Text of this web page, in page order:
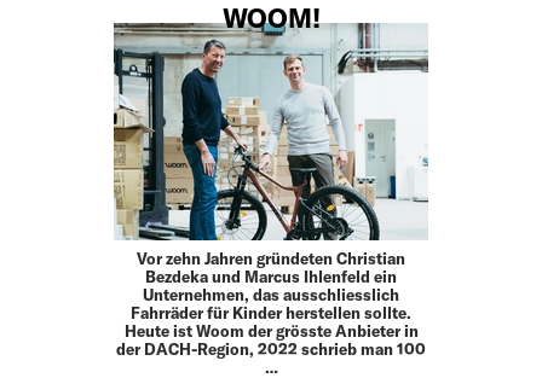
WOOM!
Vor zehn Jahren gründeten Christian
Bezdeka und Marcus Ihlen­feld ein
Unternehmen, das ausschliesslich
Fahrräder für Kinder herstellen sollte.
Heute ist Woom der grösste Anbieter in
der DACH-Region, 2022 schrieb man 100
…